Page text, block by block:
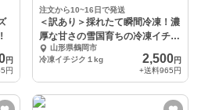
円
円
注文から10~16日で発送
＜訳あり＞採れたて瞬間冷凍！濃
厚な甘さの雪国育ちの冷凍イチジ
ク１kg
山形県鶴岡市
冷凍イチジク１kg
2,500円
+送料965円